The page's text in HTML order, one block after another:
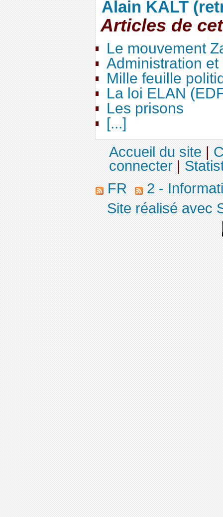
Alain KALT
Articles de
Le mouvement
Administration
Mille feuille
La loi ELAN
Les prisons
[...]
Accueil du site|
connecter|
FR
2 -
Site réalisé avec